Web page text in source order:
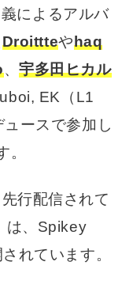
によるアルバ
Droittteやhaq
、宇多田ヒカル
EK（L1
ースで参加し
。
行配信されて
は、Spikey
れています。